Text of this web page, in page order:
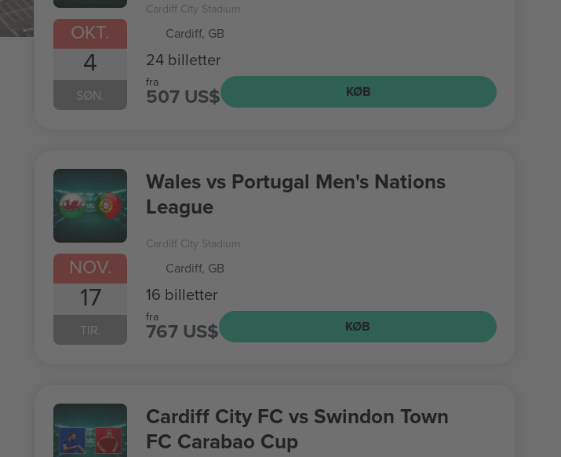
OKT.
4
SØN.
Cardiff City Stadium
Cardiff, GB
24 billetter
fra
507 US$ KØB
NOV.
17
TIR.
Wales vs Portugal Men's Nations
League
Cardiff City Stadium
Cardiff, GB
16 billetter
fra
767 US$ KØB
Cardiff City FC vs Swindon Town
FC Carabao Cup